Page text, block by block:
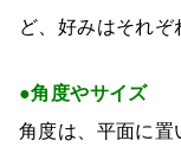
ど、好みはそれぞ
●角度やサイズ
角度は、平面に置